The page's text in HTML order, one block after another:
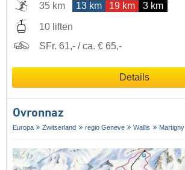
35 km
13 km 19 km 3 km
10 liften
SFr. 61,- / ca. € 65,-
Details
Ovronnaz
Europa Zwitserland regio Geneve Wallis Martigny